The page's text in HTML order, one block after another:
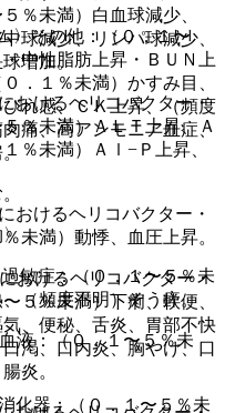
〉その他：（０．１〜
中性脂肪上昇・ＢＵＮ上
．１％未満）かすみ目、
れ感、ＣＫ上昇、（頻度
痛、高アンモニア血症、
敏症：（０．１〜５％未
（頻度不明）そう痒。
液：（０．１〜５％未
化器：（０．１〜５％未
％未満）白血球減少、
球減少、リンパ球減少、
増加。
おけるヘリコバクター・
％未満）ＡＬＴ上昇、Ａ
％未満）Ａｌ−Ｐ上昇、
けるヘリコバクター・
未満）動悸、血圧上昇。
おけるヘリコバクター・
５％未満）下痢、軟便、
、便秘、舌炎、胃部不快
渇、口内炎、胸やけ、口
炎。